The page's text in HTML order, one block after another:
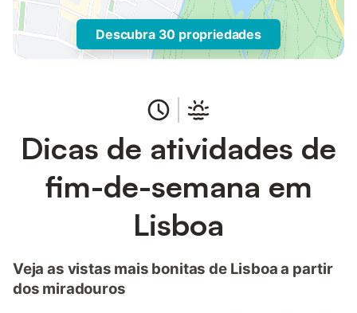
Descubra 30 propriedades
Dicas de atividades de
fim-de-semana em
Lisboa
Veja as vistas mais bonitas de Lisboa a partir
dos miradouros